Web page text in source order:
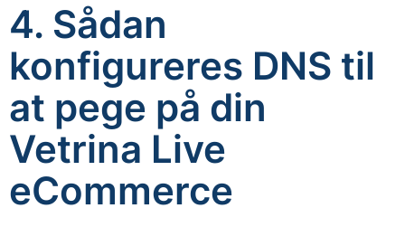
4. Sådan
konfigureres DNS til
at pege på din
Vetrina Live
eCommerce